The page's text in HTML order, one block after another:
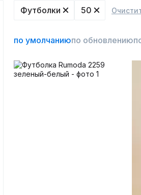
Футболки 50
по умолчаниюпо обновлению